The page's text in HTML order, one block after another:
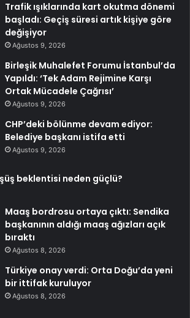
Trafik ışıklarında kart okutma dönemi
başladı: Geçiş süresi artık kişiye göre
değişiyor
Ağustos 9, 2026
Birleşik Muhalefet Forumu İstanbul’da
Yapıldı: ‘Tek Adam Rejimine Karşı
Ortak Mücadele Çağrısı’
Ağustos 9, 2026
CHP’deki bölünme devam ediyor:
Belediye başkanı istifa etti
Ağustos 9, 2026
beklentisi neden güçlü?
Maaş bordrosu ortaya çıktı: Sendika
başkanının aldığı maaş ağızları açık
bıraktı
Ağustos 8, 2026
Türkiye onay verdi: Orta Doğu’da yeni
bir ittifak kuruluyor
Ağustos 8, 2026